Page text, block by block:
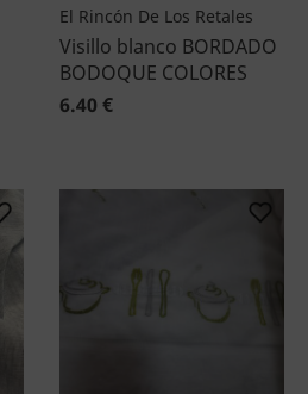
El Rincón De Los Retales
Visillo blanco BORDADO
BODOQUE COLORES
6.40 €